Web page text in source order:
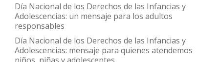
Día Nacional de los Derechos de las Infancias y
Adolescencias: un mensaje para los adultos
responsables
Día Nacional de los Derechos de las Infancias y
Adolescencias: mensaje para quienes atendemos
niños, niñas y adolescentes